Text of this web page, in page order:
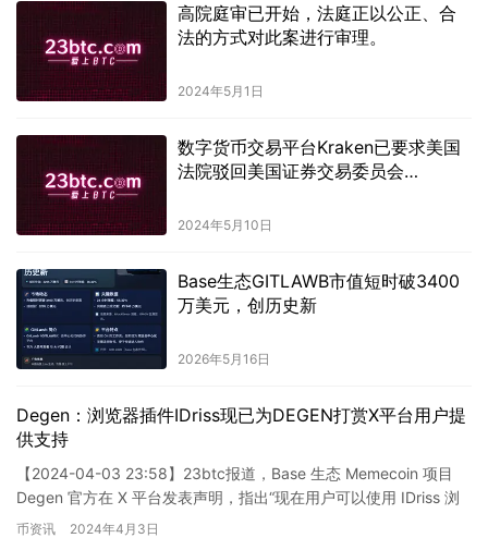
高院庭审已开始，法庭正以公正、合
法的方式对此案进行审理。
2024年5月1日
数字货币交易平台Kraken已要求美国
法院驳回美国证券交易委员会
2024年5月10日
Base生态GITLAWB市值短时破3400
万美元，创历史新
2026年5月16日
Degen：浏览器插件IDriss现已为DEGEN打赏X平台用户提
供支持
【2024-04-03 23:58】23btc报道，Base 生态 Memecoin 项目
Degen 官方在 X 平台发表声明，指出“现在用户可以使用 IDriss 浏
览器插件以…
币资讯 2024年4月3日